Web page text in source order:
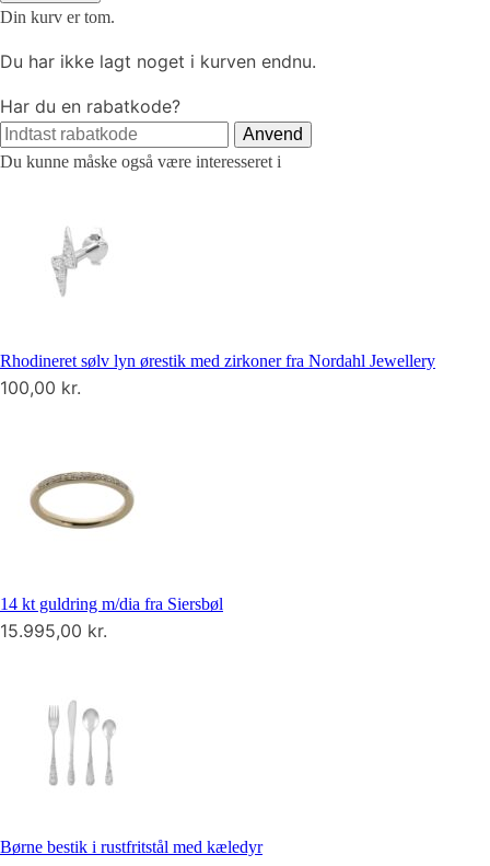
Din kurv er tom.
Du har ikke lagt noget i kurven endnu.
Har du en rabatkode?
Anvend
Du kunne måske også være interesseret i
Rhodineret sølv lyn ørestik med zirkoner fra Nordahl Jewellery
100,00 kr.
14 kt guldring m/dia fra Siersbøl
15.995,00 kr.
Børne bestik i rustfritstål med kæledyr